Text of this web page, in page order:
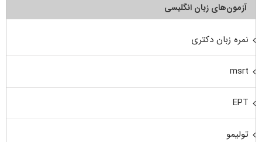
آزمون‌های زبان انگلیسی
نمره زبان دکتری
msrt
EPT
تولیمو